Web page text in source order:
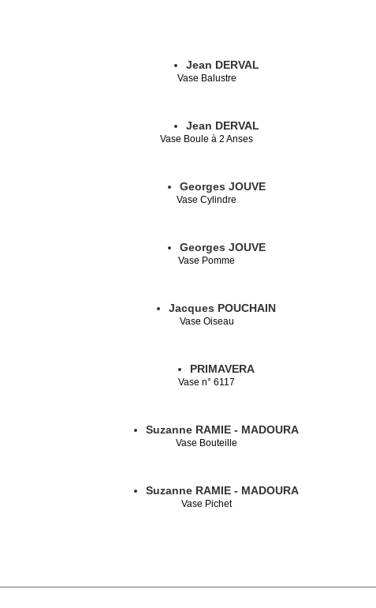
Jean DERVAL
Vase Balustre
Jean DERVAL
Vase Boule à 2 Anses
Georges JOUVE
Vase Cylindre
Georges JOUVE
Vase Pomme
Jacques POUCHAIN
Vase Oiseau
PRIMAVERA
Vase n° 6117
Suzanne RAMIE - MADOURA
Vase Bouteille
Suzanne RAMIE - MADOURA
Vase Pichet